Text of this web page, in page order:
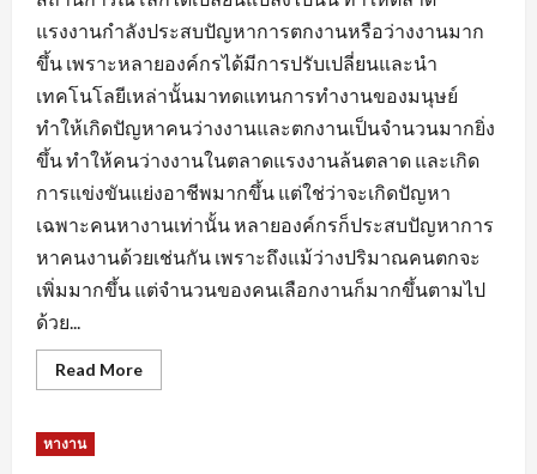
แรงงานกำลังประสบปัญหาการตกงานหรือว่างงานมาก
ขึ้น เพราะหลายองค์กรได้มีการปรับเปลี่ยนและนำ
เทคโนโลยีเหล่านั้นมาทดแทนการทำงานของมนุษย์
ทำให้เกิดปัญหาคนว่างงานและตกงานเป็นจำนวนมากยิ่ง
ขึ้น ทำให้คนว่างงานในตลาดแรงงานล้นตลาด และเกิด
การแข่งขันแย่งอาชีพมากขึ้น แต่ใช่ว่าจะเกิดปัญหา
เฉพาะคนหางานเท่านั้น หลายองค์กรก็ประสบปัญหาการ
หาคนงานด้วยเช่นกัน เพราะถึงแม้ว่างปริมาณคนตกจะ
เพิ่มมากขึ้น แต่จำนวนของคนเลือกงานก็มากขึ้นตามไป
ด้วย...
Read MoreRead
more
หางาน